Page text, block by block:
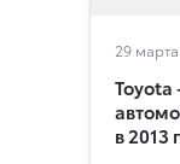
29 марта
в 2013